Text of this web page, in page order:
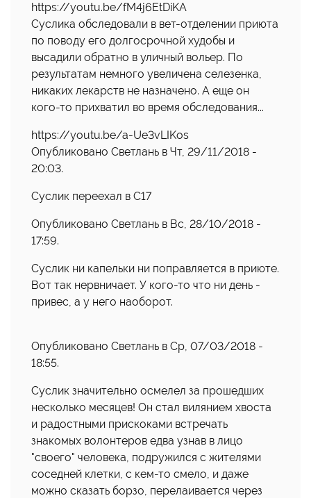
https://youtu.be/fM4j6EtDiKA
Суслика обследовали в вет-отделении приюта
по поводу его долгосрочной худобы и
высадили обратно в уличный вольер. По
результатам немного увеличена селезенка,
никаких лекарств не назначено. А еще он
кого-то прихватил во время обследования...
https://youtu.be/a-Ue3vLIKos
Опубликовано Светлань в Чт, 29/11/2018 -
20:03.
Суслик переехал в С17
Опубликовано Светлань в Вс, 28/10/2018 -
17:59.
Суслик ни капельки ни поправляется в приюте.
Вот так нервничает. У кого-то что ни день -
привес, а у него наоборот.
Опубликовано Светлань в Ср, 07/03/2018 -
18:55.
Суслик значительно осмелел за прошедших
несколько месяцев! Он стал вилянием хвоста
и радостными прискоками встречать
знакомых волонтеров едва узнав в лицо
"своего" человека, подружился с жителями
соседней клетки, с кем-то смело, и даже
можно сказать борзо, перелаивается через